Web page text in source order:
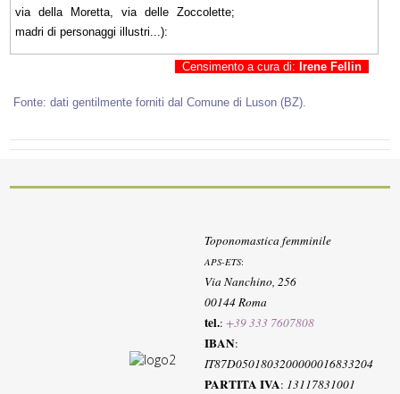
via della Moretta, via delle Zoccolette;
madri di personaggi illustri...):
Censimento a cura di: Irene Fellin
Fonte: dati gentilmente forniti dal Comune di Luson (BZ).
Toponomastica femminile
APS-ETS:
Via Nanchino, 256
00144 Roma
tel.:+39 333 7607808
IBAN:
IT87D0501803200000016833204
PARTITA IVA: 13117831001